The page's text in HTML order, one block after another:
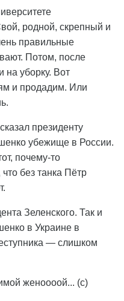
родной, скрепный и
правильные
Потом, после
на уборку. Вот
и продадим. Или
президенту
убежище в России.
почему-то
без танка Пётр
Зеленского. Так и
в Украине в
— слишком
женоооой... (с)